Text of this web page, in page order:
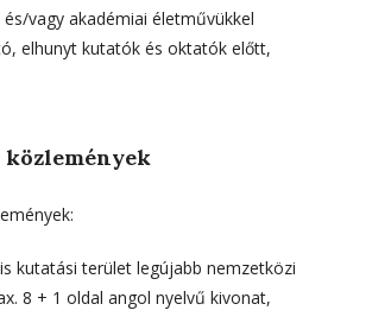
vagy akadémiai életművükkel
elhunyt kutatók és oktatók előtt,
közlemények
kutatási terület legújabb nemzetközi
8 + 1 oldal angol nyelvű kivonat,